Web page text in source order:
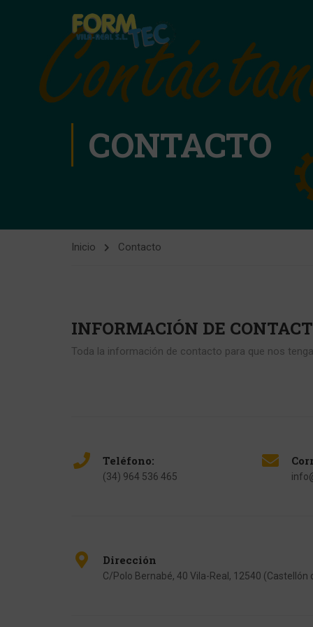
CONTACTO
Inicio Contacto
INFORMACIÓN DE
Toda la información de contacto para que nos
Teléfono:
(34) 964 536 465
Dirección
C/Polo Bernabé, 40 Vila-Real, 12540 (Castellón